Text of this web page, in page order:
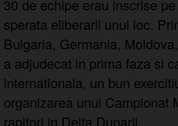
30 de echipe erau inscrise
sperata eliberarii unui loc.
Bulgaria, Germania,
a adjudecat in prima faza si
internationala, un bun
organizarea unui Campionat
rapitori in Delta Dunarii.